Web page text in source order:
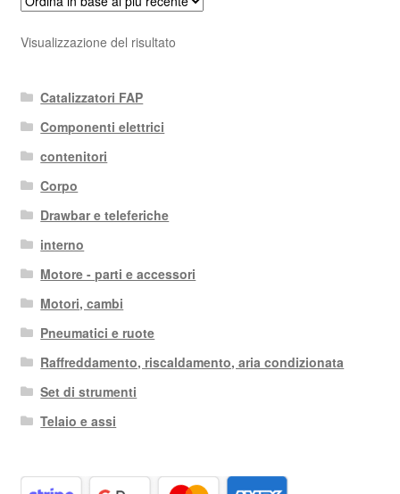
Visualizzazione del risultato
Catalizzatori FAP
Componenti elettrici
contenitori
Corpo
Drawbar e teleferiche
interno
Motore - parti e accessori
Motori, cambi
Pneumatici e ruote
Raffreddamento, riscaldamento, aria condizionata
Set di strumenti
Telaio e assi